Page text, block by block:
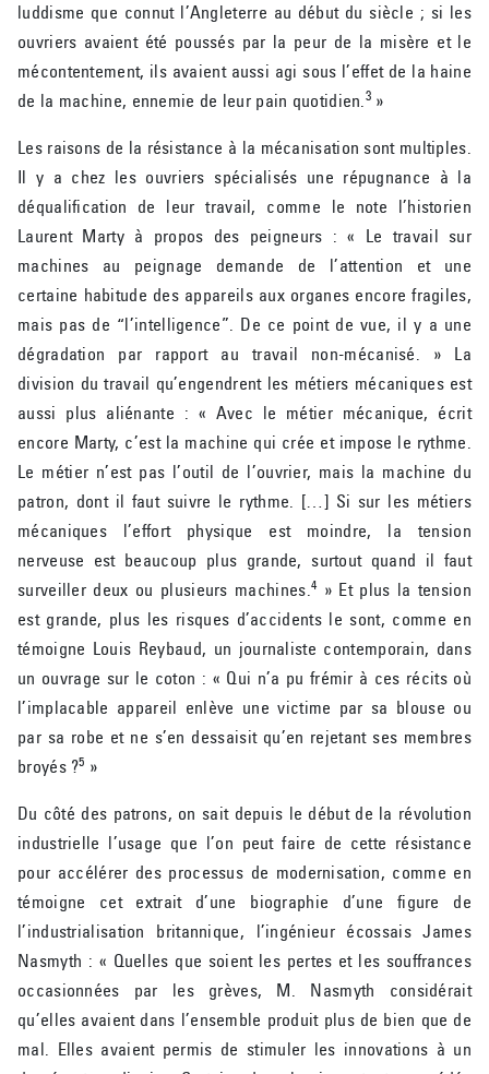
luddisme que connut l’Angleterre au début du siècle ; si les
ouvriers avaient été poussés par la peur de la misère et le
mécontentement, ils avaient aussi agi sous l’effet de la haine
de la machine, ennemie de leur pain quotidien.3 »
Les raisons de la résistance à la mécanisation sont multiples.
Il y a chez les ouvriers spécialisés une répugnance à la
déqualification de leur travail, comme le note l’historien
Laurent Marty à propos des peigneurs : « Le travail sur
machines au peignage demande de l’attention et une
certaine habitude des appareils aux organes encore fragiles,
mais pas de “l’intelligence”. De ce point de vue, il y a une
dégradation par rapport au travail non-mécanisé. » La
division du travail qu’engendrent les métiers mécaniques est
aussi plus aliénante : « Avec le métier mécanique, écrit
encore Marty, c’est la machine qui crée et impose le rythme.
Le métier n’est pas l’outil de l’ouvrier, mais la machine du
patron, dont il faut suivre le rythme. […] Si sur les métiers
mécaniques l’effort physique est moindre, la tension
nerveuse est beaucoup plus grande, surtout quand il faut
surveiller deux ou plusieurs machines.4 » Et plus la tension
est grande, plus les risques d’accidents le sont, comme en
témoigne Louis Reybaud, un journaliste contemporain, dans
un ouvrage sur le coton : « Qui n’a pu frémir à ces récits où
l’implacable appareil enlève une victime par sa blouse ou
par sa robe et ne s’en dessaisit qu’en rejetant ses membres
broyés ?5 »
Du côté des patrons, on sait depuis le début de la révolution
industrielle l’usage que l’on peut faire de cette résistance
pour accélérer des processus de modernisation, comme en
témoigne cet extrait d’une biographie d’une figure de
l’industrialisation britannique, l’ingénieur écossais James
Nasmyth : « Quelles que soient les pertes et les souffrances
occasionnées par les grèves, M. Nasmyth considérait
qu’elles avaient dans l’ensemble produit plus de bien que de
mal. Elles avaient permis de stimuler les innovations à un